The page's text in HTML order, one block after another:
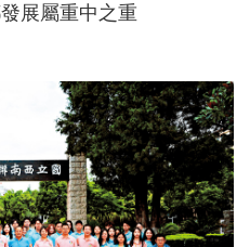
經濟民生 北都發展屬重中之重